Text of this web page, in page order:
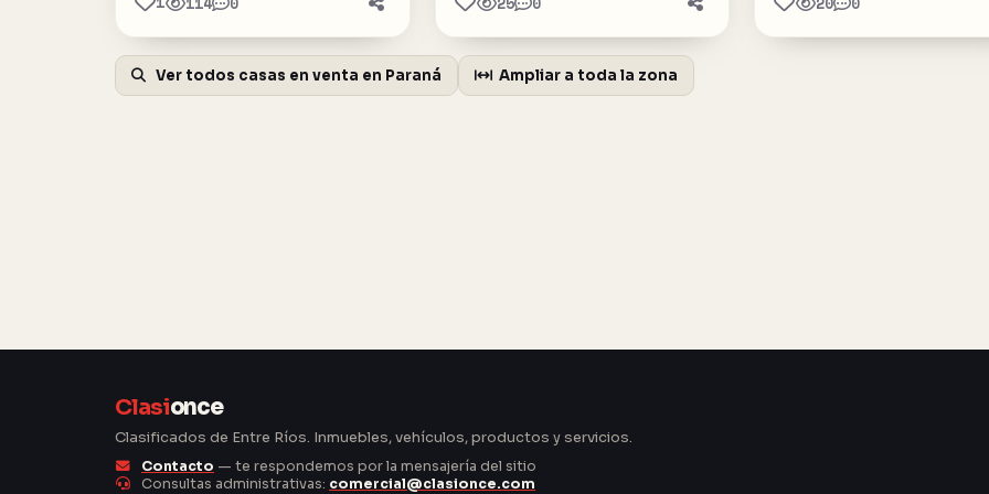
Ver todos casas en venta en Paraná Ampliar a toda la zona
Clasionce
Clasificados de Entre Ríos. Inmuebles, vehículos, productos y servicios.
Contacto — te respondemos por la mensajería del sitio
Consultas administrativas: comercial@clasionce.com